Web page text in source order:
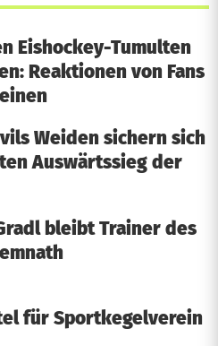
Eishockey-Tumulten
Reaktionen von Fans
Weiden sichern sich
Auswärtssieg der
bleibt Trainer des
für Sportkegelverein